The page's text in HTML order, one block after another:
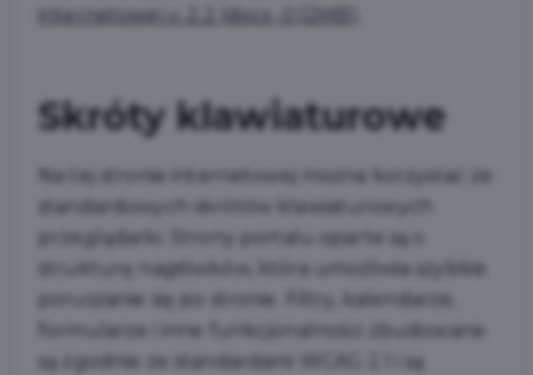
internetowej v. 2.2 (docx, 0,12MB)
Skróty klawiaturowe
Na tej stronie internetowej można korzystać ze
standardowych skrótów klawiaturowych
przeglądarki. Strony portalu oparte są o
strukturę nagłówków, która umożliwia szybkie
poruszanie się po stronie. Filtry, kalendarze,
formularze i inne funkcjonalności zbudowane
są zgodnie ze standardami WCAG 2.1 i są